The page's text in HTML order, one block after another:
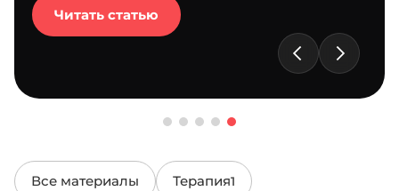
Читать статью
Все материалы Терапия1